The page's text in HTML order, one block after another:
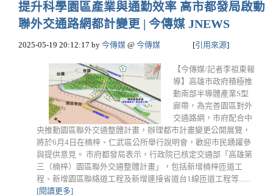
提升科學園區產業與通勤效率 高市都發局啟動
聯外交通路網都計變更 | 今傳媒 JNEWS
2025-05-19 20:12:17 by 今傳媒 @ 今傳媒 [引用來源]
【今傳媒/記者李祖東報
導】高雄市政府積極推
動南部半導體產業S型
廊帶，為完善園區對外
交通路網，市府配合中
央推動園區聯外交通整體計畫，辦理都市計畫變更公開展覽，
將於6月4日在楠梓、仁武區公所舉行說明會，歡迎市民踴躍參
與提供意見。 市府都發局表示，行政院已核定交通部「高雄第
三（楠梓）園區聯外交通整體計畫」，包括新增楠梓匝道工
程、新增園區聯絡道工程及新增連接省道台1線匝道工程等......
[閱讀更多]